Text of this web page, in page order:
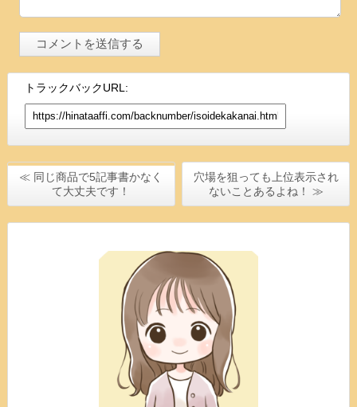
トラックバックURL:
≪ 同じ商品で5記事書かなく
て大丈夫です！
穴場を狙っても上位表示され
ないことあるよね！ ≫